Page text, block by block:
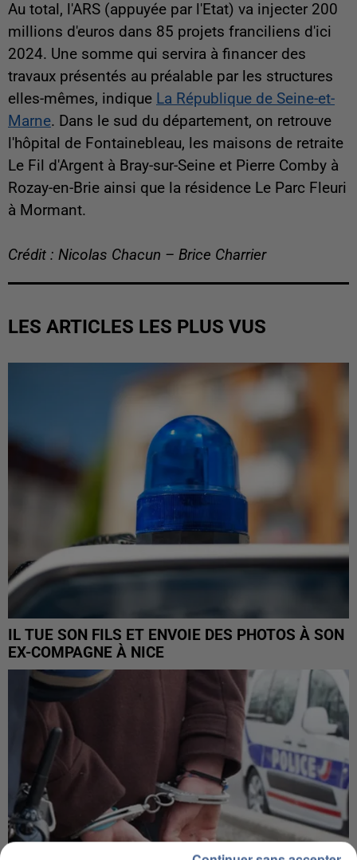
Au total, l'ARS (appuyée par l'Etat) va injecter 200
millions d'euros dans 85 projets franciliens d'ici
2024. Une somme qui servira à financer des
travaux présentés au préalable par les structures
elles-mêmes, indique La République de Seine-et-
Marne. Dans le sud du département, on retrouve
l'hôpital de Fontainebleau, les maisons de retraite
Le Fil d'Argent à Bray-sur-Seine et Pierre Comby à
Rozay-en-Brie ainsi que la résidence Le Parc Fleuri
à Mormant.
Crédit : Nicolas Chacun – Brice Charrier
LES ARTICLES LES PLUS VUS
IL TUE SON FILS ET ENVOIE DES PHOTOS À SON
EX-COMPAGNE À NICE